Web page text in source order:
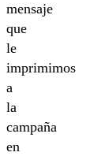
mensaje
que
le
imprimimos
a
la
campaña
en